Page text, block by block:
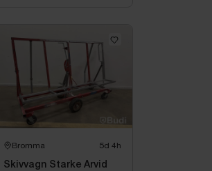
Bromma 5d 4h
Skivvagn Starke Arvid